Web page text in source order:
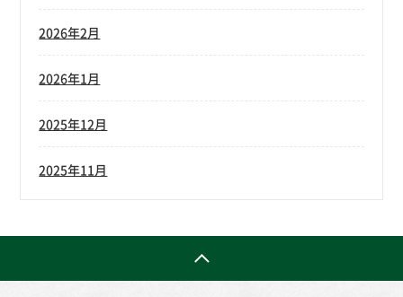
2026年2月
2026年1月
2025年12月
2025年11月